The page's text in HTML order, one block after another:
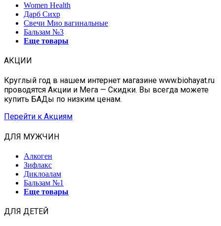
Women Health
Дарб Сихр
Свечи Мио вагинальные
Бальзам №3
Еще товары
АКЦИИ
Круглый год в нашем интернет магазине www.biohayat.ru
проводятся Акции и Мега — Скидки. Вы всегда можете
купить БАДы по низким ценам.
Перейти к Акциям
ДЛЯ МУЖЧИН
Алкоген
Зифлакс
Диклоалам
Бальзам №1
Еще товары
ДЛЯ ДЕТЕЙ